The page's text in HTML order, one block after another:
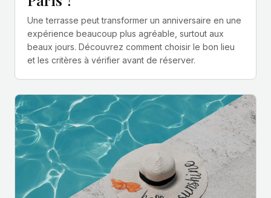
Une terrasse peut transformer un anniversaire en une
expérience beaucoup plus agréable, surtout aux
beaux jours. Découvrez comment choisir le bon lieu
et les critères à vérifier avant de réserver.